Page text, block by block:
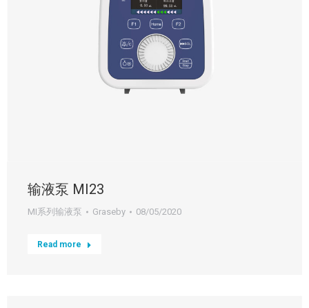
输液泵 MI23
MI系列输液泵 Graseby 08/05/2020
Read more